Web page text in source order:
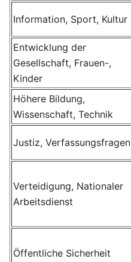
Information, Sport, Kultur
Entwicklung der
Gesellschaft, Frauen-,
Kinder
Höhere Bildung,
Wissenschaft, Technik
Justiz, Verfassungsfragen
Verteidigung, Nationaler
Arbeitsdienst
Öffentliche Sicherheit